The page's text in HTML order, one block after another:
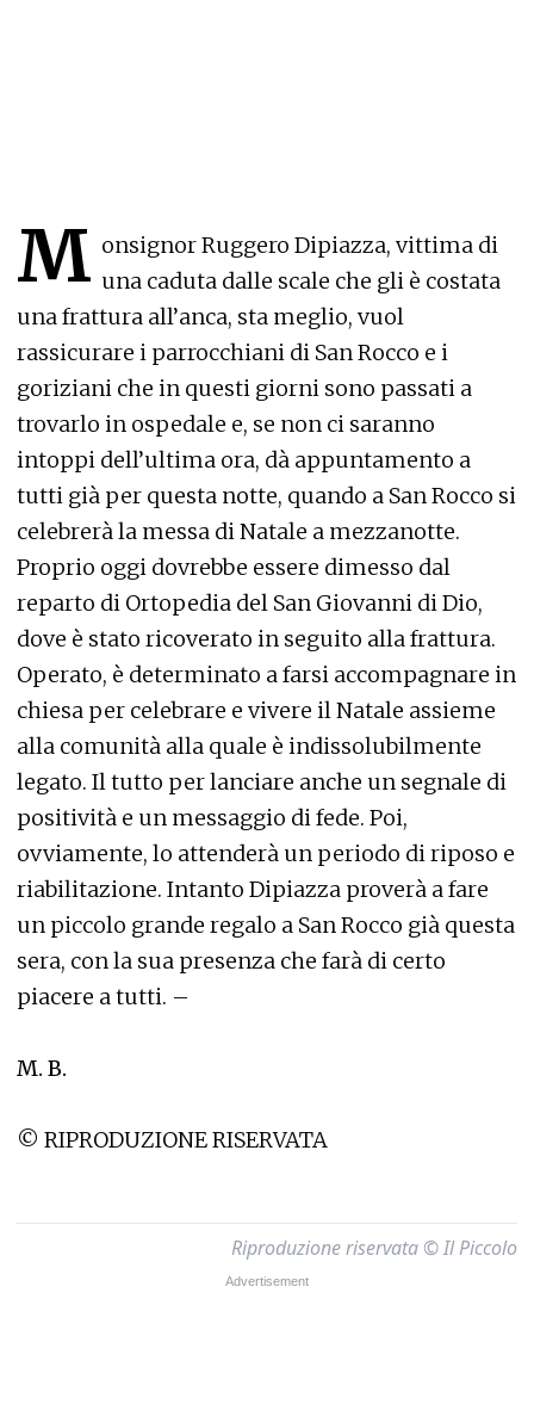
M onsignor Ruggero Dipiazza, vittima di
una caduta dalle scale che gli è costata
una frattura all’anca, sta meglio, vuol
rassicurare i parrocchiani di San Rocco e i
goriziani che in questi giorni sono passati a
trovarlo in ospedale e, se non ci saranno
intoppi dell’ultima ora, dà appuntamento a
tutti già per questa notte, quando a San Rocco si
celebrerà la messa di Natale a mezzanotte.
Proprio oggi dovrebbe essere dimesso dal
reparto di Ortopedia del San Giovanni di Dio,
dove è stato ricoverato in seguito alla frattura.
Operato, è determinato a farsi accompagnare in
chiesa per celebrare e vivere il Natale assieme
alla comunità alla quale è indissolubilmente
legato. Il tutto per lanciare anche un segnale di
positività e un messaggio di fede. Poi,
ovviamente, lo attenderà un periodo di riposo e
riabilitazione. Intanto Dipiazza proverà a fare
un piccolo grande regalo a San Rocco già questa
sera, con la sua presenza che farà di certo
piacere a tutti. –
M. B.
© RIPRODUZIONE RISERVATA
Riproduzione riservata © Il Piccolo